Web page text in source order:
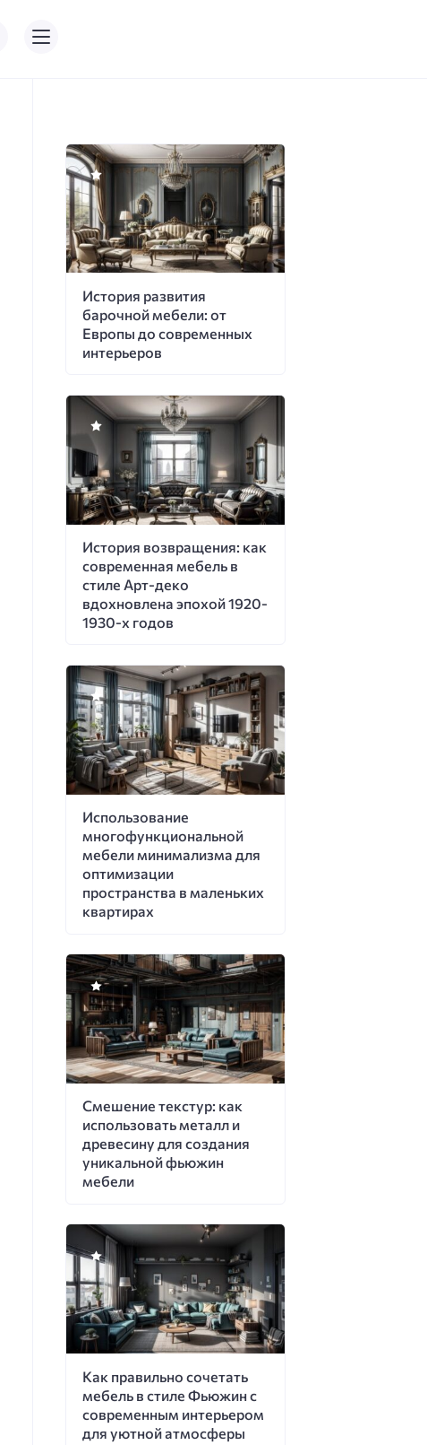
История развития
барочной мебели: от
Европы до современных
интерьеров
История возвращения: как
современная мебель в
стиле Арт-деко
вдохновлена эпохой 1920-
1930-х годов
Использование
многофункциональной
мебели минимализма для
оптимизации
пространства в маленьких
квартирах
Смешение текстур: как
использовать металл и
древесину для создания
уникальной фьюжин
мебели
Как правильно сочетать
мебель в стиле Фьюжин с
современным интерьером
для уютной атмосферы